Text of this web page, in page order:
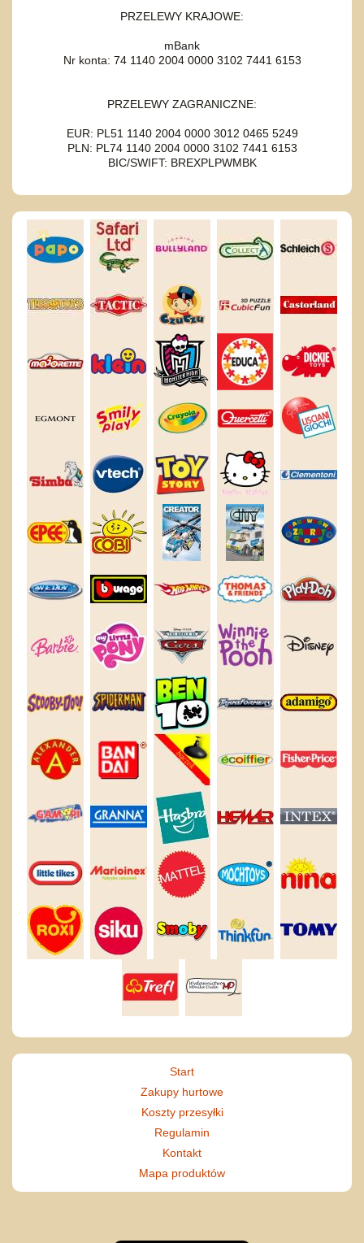
PRZELEWY KRAJOWE:
mBank
Nr konta: 74 1140 2004 0000 3102 7441 6153
PRZELEWY ZAGRANICZNE:
EUR: PL51 1140 2004 0000 3012 0465 5249
PLN: PL74 1140 2004 0000 3102 7441 6153
BIC/SWIFT: BREXPLPWMBK
Start
Zakupy hurtowe
Koszty przesyłki
Regulamin
Kontakt
Mapa produktów